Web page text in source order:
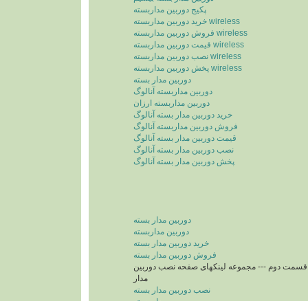
پکیج دوربین مداربسته
خرید دوربین مداربسته wireless
فروش دوربین مداربسته wireless
قیمت دوربین مداربسته wireless
نصب دوربین مداربسته wireless
پخش دوربین مداربسته wireless
دوربین مدار بسته
دوربین مداربسته آنالوگ
دوربین مداربسته ارزان
خرید دوربین مدار بسته آنالوگ
فروش دوربین مداربسته آنالوگ
قیمت دوربین مدار بسته آنالوگ
نصب دوربین مدار بسته آنالوگ
پخش دوربین مدار بسته آنالوگ
دوربین مدار بسته
دوربین مداربسته
خرید دوربین مدار بسته
فروش دوربین مدار بسته
دوم --- مجموعه لینکهای صفحه نصب دوربین
مدار
نصب دوربین مدار بسته